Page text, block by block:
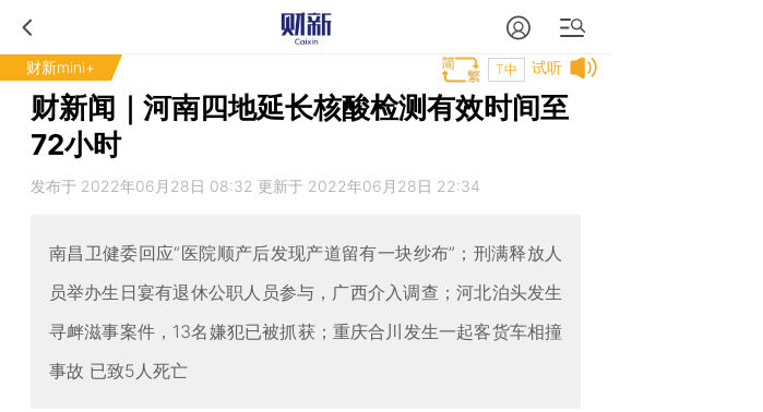
财新mini+ 试听
T中
财新闻｜河南四地延长核酸检测有效时间至
72小时
发布于 2022年06月28日 08:32 更新于 2022年06月28日 22:34
南昌卫健委回应“医院顺产后发现产道留有一块纱布”；刑满释放人
员举办生日宴有退休公职人员参与，广西介入调查；河北泊头发生
寻衅滋事案件，13名嫌犯已被抓获；重庆合川发生一起客货车相撞
事故 已致5人死亡